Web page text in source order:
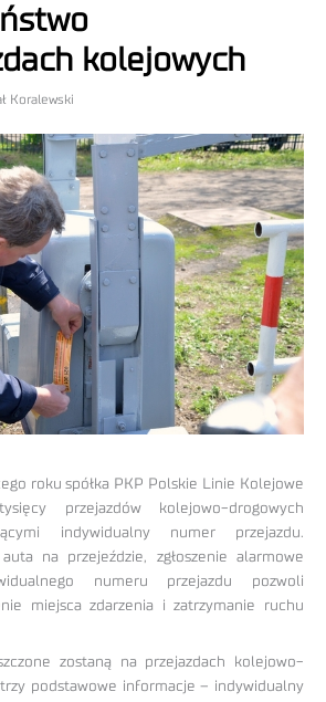
kolejowych
Koralewski
roku spółka PKP Polskie Linie Kolejowe
przejazdów kolejowo-drogowych
indywidualny numer przejazdu.
na przejeździe, zgłoszenie alarmowe
numeru przejazdu pozwoli
miejsca zdarzenia i zatrzymanie ruchu
zostaną na przejazdach kolejowo-
podstawowe informacje – indywidualny